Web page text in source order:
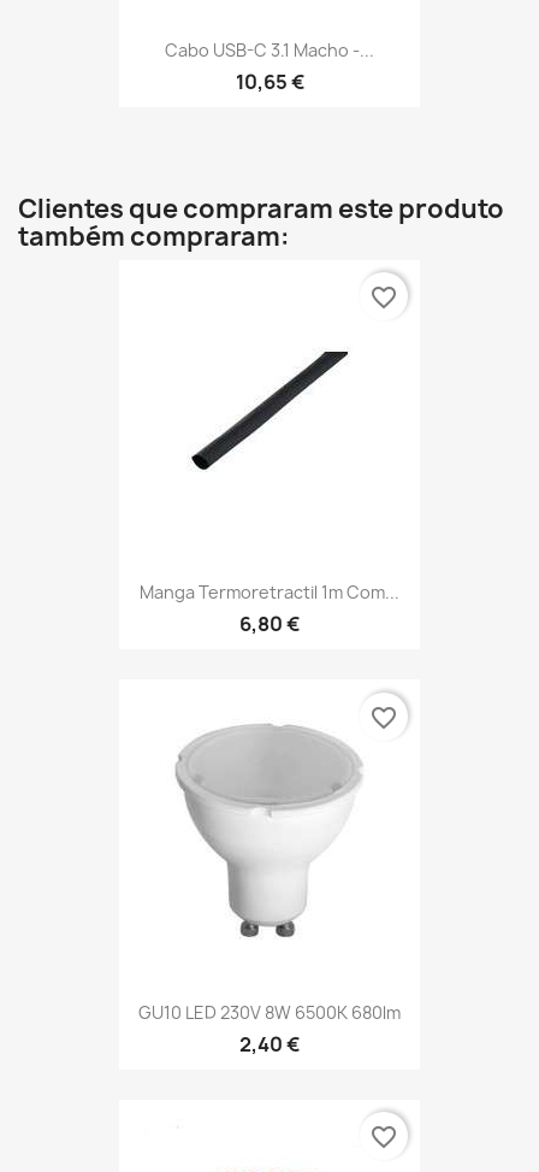
Cabo USB-C 3.1 Macho -...
10,65 €
Clientes que compraram este produto
também compraram:
Manga Termoretractil 1m Com...
6,80 €
favorite_border
GU10 LED 230V 8W 6500K 680lm
2,40 €
favorite_border
favorite_border